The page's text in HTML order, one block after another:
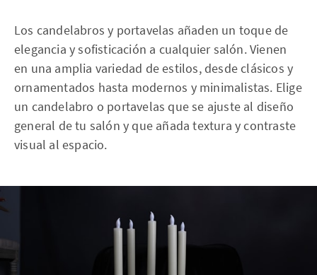
Los candelabros y portavelas añaden un toque de
elegancia y sofisticación a cualquier salón. Vienen
en una amplia variedad de estilos, desde clásicos y
ornamentados hasta modernos y minimalistas. Elige
un candelabro o portavelas que se ajuste al diseño
general de tu salón y que añada textura y contraste
visual al espacio.